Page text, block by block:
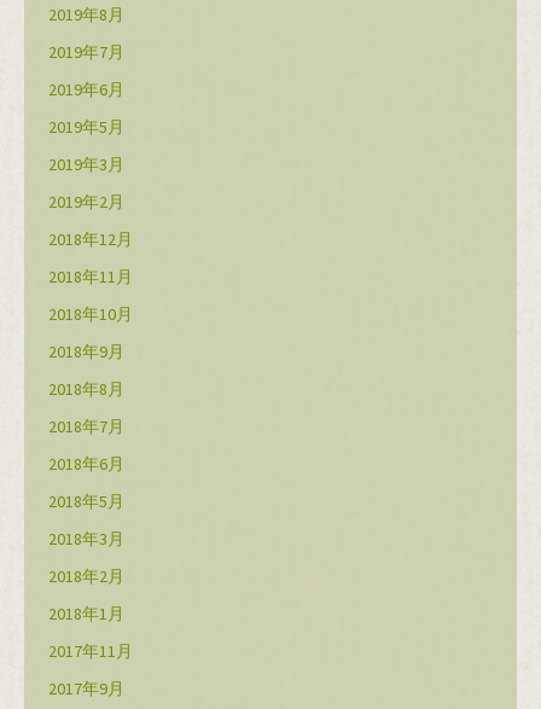
2019年8月
2019年7月
2019年6月
2019年5月
2019年3月
2019年2月
2018年12月
2018年11月
2018年10月
2018年9月
2018年8月
2018年7月
2018年6月
2018年5月
2018年3月
2018年2月
2018年1月
2017年11月
2017年9月